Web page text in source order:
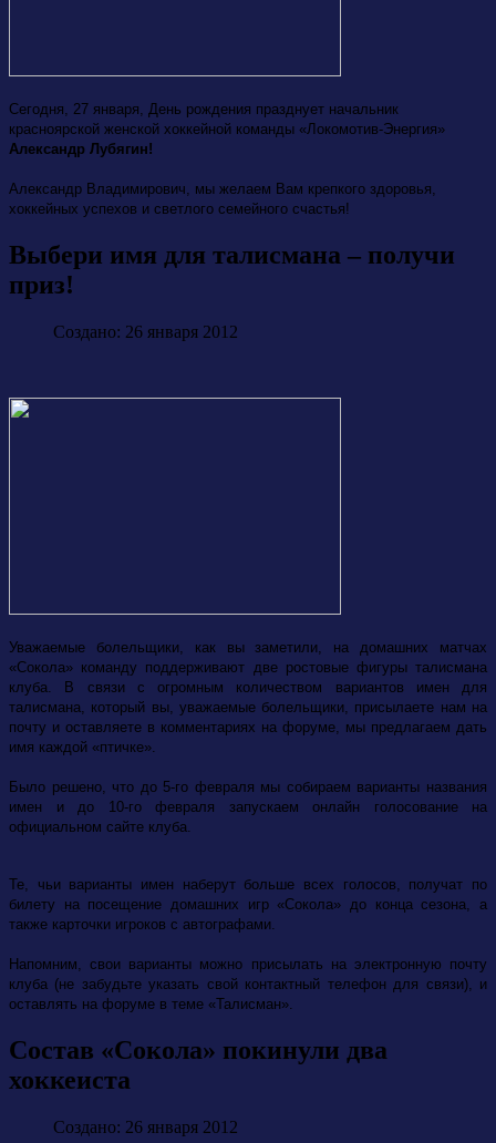
Сегодня, 27 января, День рождения празднует начальник
красноярской женской хоккейной команды «Локомотив-Энергия»
Александр Лубягин!
Александр Владимирович, мы желаем Вам крепкого здоровья,
хоккейных успехов и светлого семейного счастья!
Выбери имя для талисмана – получи
приз!
Создано: 26 января 2012
Уважаемые болельщики, как вы заметили, на домашних матчах
«Сокола» команду поддерживают две ростовые фигуры талисмана
клуба. В связи с огромным количеством вариантов имен для
талисмана, который вы, уважаемые болельщики, присылаете нам на
почту и оставляете в комментариях на форуме, мы предлагаем дать
имя каждой «птичке».
Было решено, что до 5-го февраля мы собираем варианты названия
имен и до 10-го февраля запускаем онлайн голосование на
официальном сайте клуба.
Те, чьи варианты имен наберут больше всех голосов, получат по
билету на посещение домашних игр «Сокола» до конца сезона, а
также карточки игроков с автографами.
Напомним, свои варианты можно присылать на электронную почту
клуба (не забудьте указать свой контактный телефон для связи), и
оставлять на форуме в теме «Талисман».
Состав «Сокола» покинули два
хоккеиста
Создано: 26 января 2012